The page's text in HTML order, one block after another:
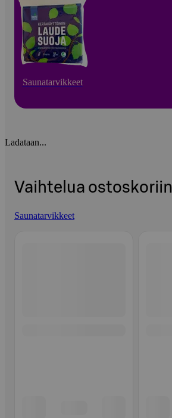
Saunatarvikkeet
Ladataan...
Vaihtelua ostoskoriin
Saunatarvikkeet